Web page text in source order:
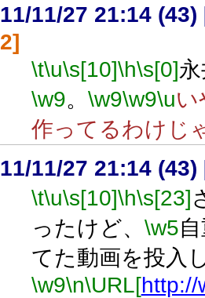
11/11/27 21:14 (43)
2]
\t\u\s[10]\h\s[0]
\w9。 \w9\w9\uい
作ってるわけじ
11/11/27 21:14 (43)
\t\u\s[10]\h\s[23]
ったけど、 \w5
てた動画を投入
\w9\n\URL[http://